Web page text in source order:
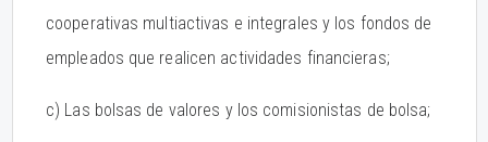
cooperativas multiactivas e integrales y los fondos de
empleados que realicen actividades financieras;
c) Las bolsas de valores y los comisionistas de bolsa;